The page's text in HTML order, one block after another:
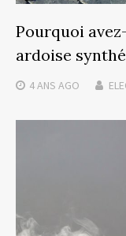
Pourquoi
ardoise
4 ANS AGO